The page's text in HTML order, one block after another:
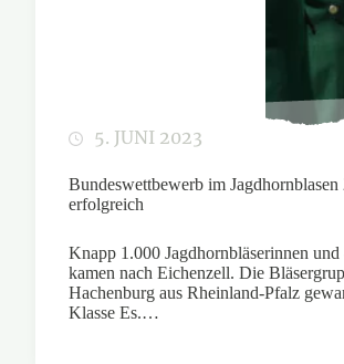
5. JUNI 2023
Bundeswettbewerb im Jagdhornblasen
erfolgreich
Knapp 1.000 Jagdhornbläserinnen und
kamen nach Eichenzell. Die
Hachenburg aus Rheinland-Pfalz
Klasse Es.…